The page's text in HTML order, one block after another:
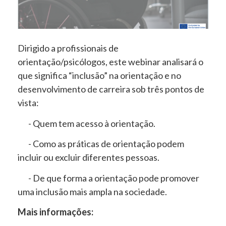
Dirigido a profissionais de
orientação/psicólogos, este webinar analisará o
que significa “inclusão” na orientação e no
desenvolvimento de carreira sob três pontos de
vista:
- Quem tem acesso à orientação.
- Como as práticas de orientação podem
incluir ou excluir diferentes pessoas.
- De que forma a orientação pode promover
uma inclusão mais ampla na sociedade.
Mais informações: